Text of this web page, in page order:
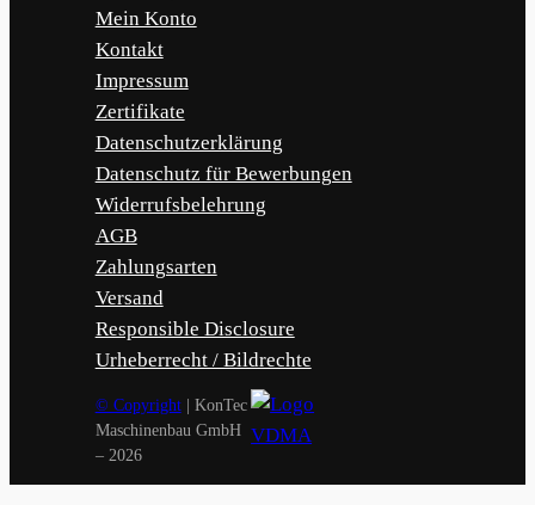
Mein Konto
Kontakt
Impressum
Zertifikate
Datenschutzerklärung
Datenschutz für Bewerbungen
Widerrufsbelehrung
AGB
Zahlungsarten
Versand
Responsible Disclosure
Urheberrecht / Bildrechte
© Copyright| KonTec
Maschinenbau GmbH
– 2026